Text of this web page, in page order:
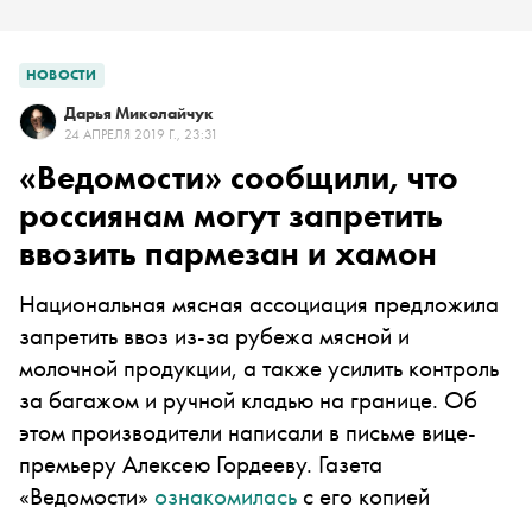
НОВОСТИ
Дарья Миколайчук
24 АПРЕЛЯ 2019 Г., 23:31
«Ведомости» сообщили, что
россиянам могут запретить
ввозить пармезан и хамон
Национальная мясная ассоциация предложила
запретить ввоз из-за рубежа мясной и
молочной продукции, а также усилить контроль
за багажом и ручной кладью на границе. Об
этом производители написали в письме вице-
премьеру Алексею Гордееву. Газета
«Ведомости» ознакомиласьс его копией